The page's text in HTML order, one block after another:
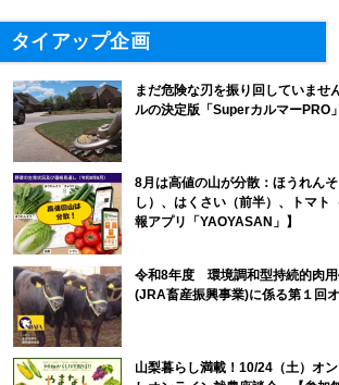
タイアップ企画
まだ危険な刃を振り回していませ
ルの決定版「SuperカルマーPRO」
8月は高値の山が分散：ほうれん
し）、はくさい（前半）、トマト
報アプリ「YAOYASAN」】
令和8年度 環境調和型持続的肉
(JRA畜産振興事業)に係る第１回
山梨暮らし満載！10/24（土）オ